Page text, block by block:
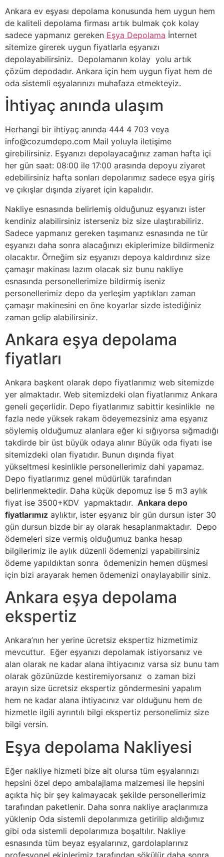
Ankara ev eşyası depolama konusunda hem uygun hem
de kaliteli depolama firması artık bulmak çok kolay
sadece yapmanız gereken Eşya Depolama İnternet
sitemize girerek uygun fiyatlarla eşyanızı
depolayabilirsiniz. Depolamanın kolay yolu artık
çözüm depodadır. Ankara için hem uygun fiyat hem de
oda sistemli eşyalarınızı muhafaza etmekteyiz.
İhtiyaç anında ulaşım
Herhangi bir ihtiyaç anında 444 4 703 veya
info@cozumdepo.com Mail yoluyla iletişime
girebilirsiniz. Eşyanızı depolayacağınız zaman hafta içi
her gün saat: 08:00 ile 17:00 arasında depoyu ziyaret
edebilirsiniz hafta sonları depolarımız sadece eşya giriş
ve çıkışlar dışında ziyaret için kapalıdır.
Nakliye esnasında belirlemiş olduğunuz eşyanızı ister
kendiniz alabilirsiniz isterseniz biz size ulaştırabiliriz.
Sadece yapmanız gereken taşımanız esnasında ne tür
eşyanızı daha sonra alacağınızı ekiplerimize bildirmeniz
olacaktır. Örneğim siz eşyanızı depoya kaldırdınız size
çamaşır makinası lazım olacak siz bunu nakliye
esnasında personellerimize bildirmiş iseniz
personellerimiz depo da yerleşim yaptıkları zaman
çamaşır makinesini en öne koyarlar sizde istediğiniz
zaman gelip alabilirsiniz.
Ankara eşya depolama
fiyatları
Ankara başkent olarak depo fiyatlarımız web sitemizde
yer almaktadır. Web sitemizdeki olan fiyatlarımız Ankara
geneli geçerlidir. Depo fiyatlarımız sabittir kesinlikle ne
fazla nede yüksek rakam ödeyemezsiniz ama eşyanız
söylemiş olduğumuz alanlara eğer ki sığıyorsa sığmadığı
takdirde bir üst büyük odaya alınır Büyük oda fiyatı ise
sitemizdeki olan fiyatıdır. Bunun dışında fiyat
yükseltmesi kesinlikle personellerimiz dahi yapamaz.
Depo fiyatlarımız genel müdürlük tarafından
belirlenmektedir. Daha küçük depomuz ise 5 m3 aylık
fiyat ise 3500+KDV yapmaktadır. Ankara depo
fiyatlarımız aylıktır, ister eşyanız bir gün dursun ister 30
gün dursun bizde bir ay olarak hesaplanmaktadır. Depo
ödemeleri size vermiş olduğumuz banka hesap
bilgilerimiz ile aylık düzenli ödemenizi yapabilirsiniz
ödeme yapıldıktan sonra ödemenizin hemen düşmesi
için bizi arayarak hemen ödemenizi onaylayabilir siniz.
Ankara eşya depolama
ekspertiz
Ankara’nın her yerine ücretsiz ekspertiz hizmetimiz
mevcuttur. Eğer eşyanızı depolamak istiyorsanız ve
alan olarak ne kadar alana ihtiyacınız varsa siz bunu tam
olarak gözünüzde kestiremiyorsanız o zaman bizi
arayın size ücretsiz ekspertiz göndermesini yapalım
hem ne kadar alana ihtiyacınız var olduğunu hem de
hizmetle ilgili ayrıntılı bilgi ekspertiz personelimiz size
bilgi versin.
Eşya depolama Nakliyesi
Eğer nakliye hizmeti bize ait olursa tüm eşyalarınızı
hepsini özel depo ambalajlama malzemesi ile hepsini
açıkta hiç bir şey kalmayacak şekilde personellerimiz
tarafından paketlenir. Daha sonra nakliye araçlarımıza
yüklenip Oda sistemli depolarımıza getirilip aldığımız
gibi oda sistemli depolarımıza boşaltılır. Nakliye
esnasında tüm beyaz eşyalarınız, gardolaplarınız
profesyonel ekiplerimiz tarafından sökülür daha sonra